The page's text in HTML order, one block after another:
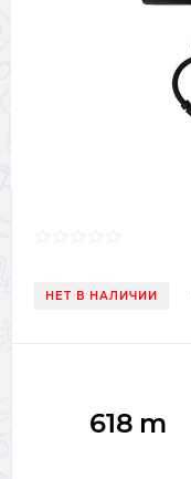
НЕТ В НАЛИЧИИ
618 m